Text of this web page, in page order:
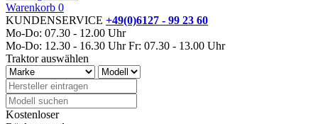
Warenkorb 0
KUNDENSERVICE +49(0)6127 - 99 23 60
Mo-Do: 07.30 - 12.00 Uhr
Mo-Do: 12.30 - 16.30 Uhr Fr: 07.30 - 13.00 Uhr
Traktor auswählen
Kostenloser